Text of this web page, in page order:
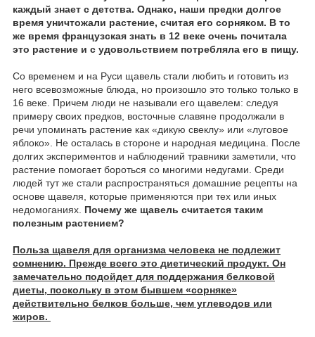
каждый знает с детства. Однако, наши предки долгое
время уничтожали растение, считая его сорняком. В то
же время французская знать в 12 веке очень почитала
это растение и с удовольствием потребляла его в пищу.
Со временем и на Руси щавель стали любить и готовить из
него всевозможные блюда, но произошло это только только в
16 веке. Причем люди не называли его щавелем: следуя
примеру своих предков, восточные славяне продолжали в
речи упоминать растение как «дикую свеклу» или «луговое
яблоко». Не осталась в стороне и народная медицина. После
долгих экспериментов и наблюдений травники заметили, что
растение помогает бороться со многими недугами. Среди
людей тут же стали распространяться домашние рецепты на
основе щавеля, которые применяются при тех или иных
недомоганиях. Почему же щавель считается таким
полезным растением?
Польза щавеля для организма человека не подлежит
сомнению. Прежде всего это диетический продукт. Он
замечательно подойдет для поддержания белковой
диеты, поскольку в этом бывшем «сорняке»
действительно белков больше, чем углеводов или
жиров.